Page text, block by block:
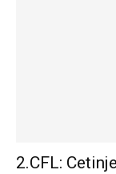
2.CFL: